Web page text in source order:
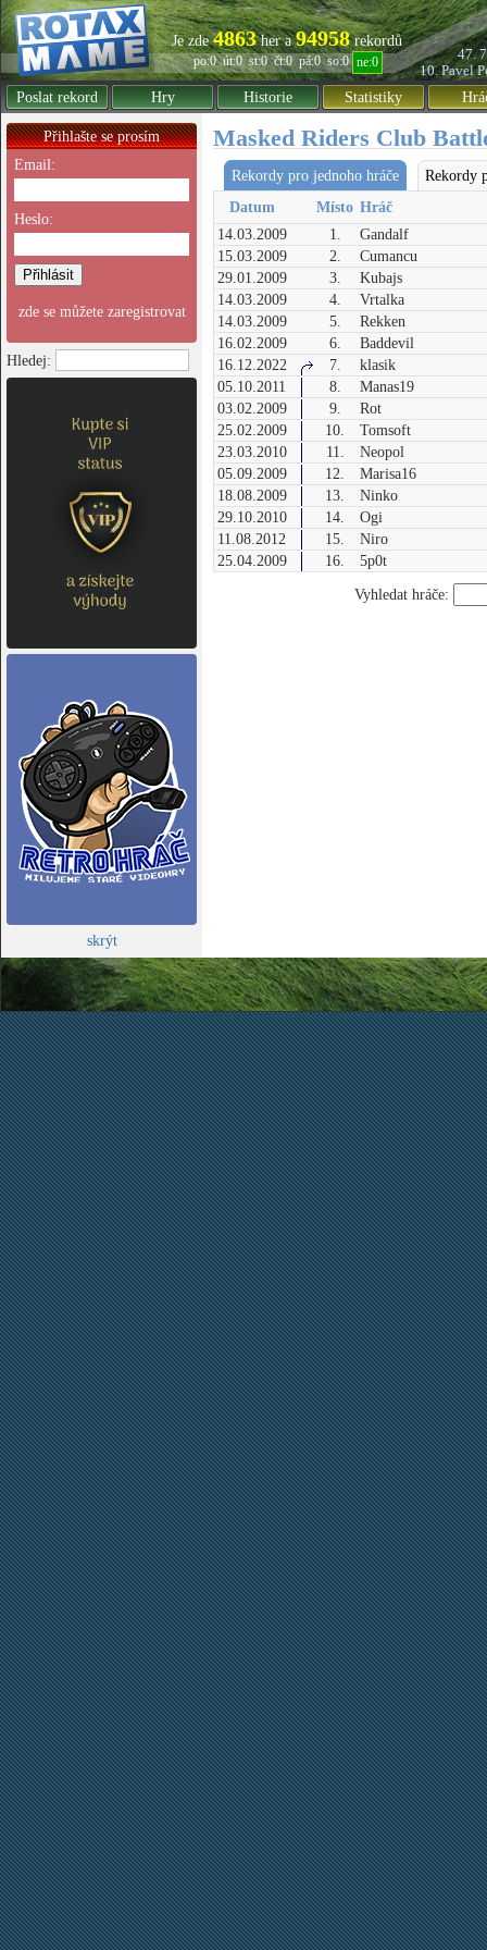
Je zde4863her a94958rekordů
po:0 út:0 st:0 čt:0 pá:0 so:0 ne:0
47.
10. Pavel
Poslat rekord
Hry Historie Statistiky
Přihlašte se prosím
Email:
Heslo:
zde se můžete zaregistrovat
Hledej:
skrýt
Masked Riders Club
Rekordy pro jednoho hráče
Rekordy
Datum
Místo Hráč
14.03.2009
1.
Gandalf
15.03.2009
2.
Cumancu
29.01.2009
3.
Kubajs
14.03.2009
4.
Vrtalka
14.03.2009
5.
Rekken
16.02.2009
6.
Baddevil
16.12.2022
7.
klasik
05.10.2011
8.
Manas19
03.02.2009
9.
Rot
25.02.2009
10.
Tomsoft
23.03.2010
11.
Neopol
05.09.2009
12.
Marisa16
18.08.2009
13.
Ninko
29.10.2010
14.
Ogi
11.08.2012
15.
Niro
25.04.2009
16. 5p0t
Vyhledat hráče: